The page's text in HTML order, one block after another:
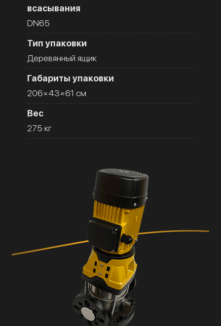
всасывания
DN65
Тип упаковки
Деревянный ящик
Габариты упаковки
206×43×61 см
Вес
275 кг